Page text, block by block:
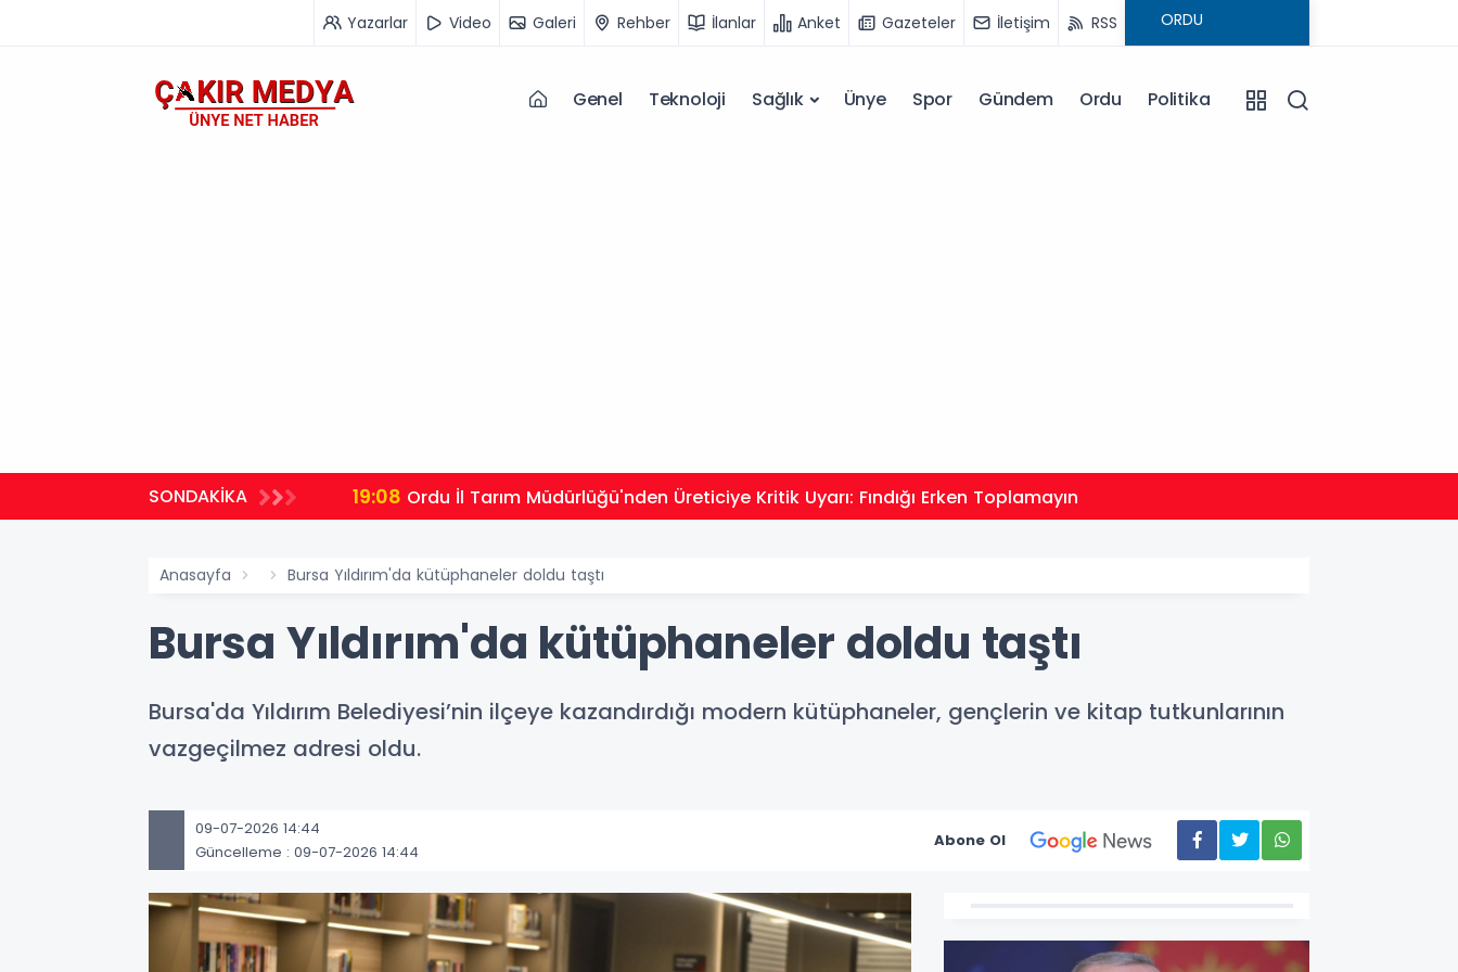
Yazarlar Video Galeri Rehber İlanlar Anket Gazeteler İletişim RSS
Genel Teknoloji Sağlık Ünye Spor Gündem Ordu Politika
SONDAKİKA 19:08 Ordu İl Tarım Müdürlüğü'nden Üreticiye Kritik Uyarı: Fındığı Erken Toplamayın
Anasayfa Bursa Yıldırım'da kütüphaneler doldu taştı
Bursa Yıldırım'da kütüphaneler doldu taştı
Bursa'da Yıldırım Belediyesi’nin ilçeye kazandırdığı modern kütüphaneler, gençlerin ve kitap tutkunlarının
vazgeçilmez adresi oldu.
09-07-2026 14:44
Güncelleme : 09-07-2026 14:44
Abone Ol